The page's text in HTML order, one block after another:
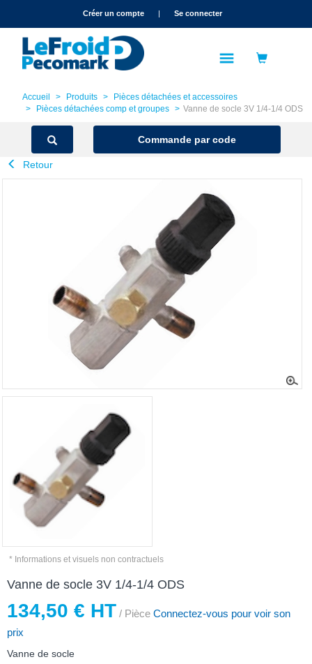
text.skipToNavigationCréer un compte | Se connecter
Accueil Produits
Pièces détachées et accessoires
Pièces détachées comp et groupes
Vanne de socle 3V 1/4-1/4 ODS
Commande par code
Retour
* Informations et visuels non contractuels
Vanne de socle 3V 1/4-1/4 ODS
134,50 € HT / Pièce Connectez-vous pour voir son
prix
Vanne de socle